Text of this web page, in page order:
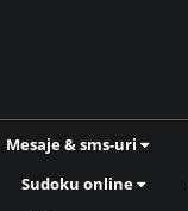
Mesaje & sms-uri
Sudoku online